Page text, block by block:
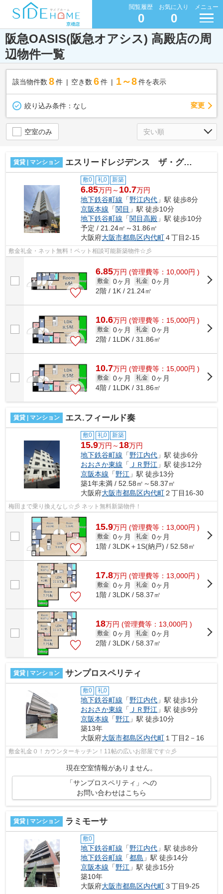
閲覧履歴
0
お気に入り
0
メニュー
阪急OASIS(阪急オアシス) 高殿店の周
辺物件一覧
該当物件数 8件 空き数 6 件 1～8 件を表示
絞り込み条件： なし 変更
空室のみ
賃貸 | マンション エスリードレジデンス ザ・グラン都島ノア
敷0 礼0 新築
6.85万円～ 10.7万円
地下鉄谷町線 「野江内代 」駅 徒歩8分
京阪本線 「関目 」駅 徒歩10分
地下鉄谷町線 「関目高殿 」駅 徒歩10分
予定 / 21.24㎡～31.86㎡
大阪府大阪市都島区内代町４丁目2-15
敷金礼金・ネット無料！ペット相談可能新築物件☆彡
6.85万円 (管理費等：10,000円 )
敷金 0ヶ月 礼金 0ヶ月
2階 / 1K / 21.24㎡
10.6万円 (管理費等：15,000円 )
敷金 0ヶ月 礼金 0ヶ月
2階 / 1LDK / 31.86㎡
10.7万円 (管理費等：15,000円 )
敷金 0ヶ月 礼金 0ヶ月
4階 / 1LDK / 31.86㎡
賃貸 | マンション エス.フィールド奏
敷0 礼0 新築
15.9万円～ 18万円
地下鉄谷町線 「野江内代 」駅 徒歩6分
おおさか東線 「 ＪＲ野江 」駅 徒歩12分
京阪本線 「野江 」駅 徒歩13分
築1年未満 / 52.58㎡～58.37㎡
大阪府大阪市都島区内代町２丁目16-30
梅田まで乗り換えなし☆彡 ネット無料新築物件！
15.9万円 (管理費等：13,000円 )
敷金 0ヶ月 礼金 0ヶ月
1階 / 3LDK＋1S(納戸) / 52.58㎡
17.8万円 (管理費等：13,000円 )
敷金 0ヶ月 礼金 0ヶ月
1階 / 3LDK / 58.37㎡
18万円 (管理費等：13,000円 )
敷金 0ヶ月 礼金 0ヶ月
2階 / 3LDK / 58.37㎡
賃貸 | マンション サンプロスペリティ
敷0 礼0
地下鉄谷町線 「野江内代 」駅 徒歩1分
おおさか東線 「 ＪＲ野江 」駅 徒歩9分
京阪本線 「野江 」駅 徒歩10分
築13年
大阪府大阪市都島区内代町 １丁目2－16
敷金礼金０！カウンターキッチン！11帖の広いお部屋です☆彡
現在空室情報がありません。
「サンプロスペリティ」への
お問い合わせはこちら
賃貸 | マンション ラミモーサ
敷0
地下鉄谷町線 「野江内代 」駅 徒歩8分
地下鉄谷町線 「都島 」駅 徒歩14分
京阪本線 「野江 」駅 徒歩15分
築10年
大阪府大阪市都島区内代町３丁目9-25